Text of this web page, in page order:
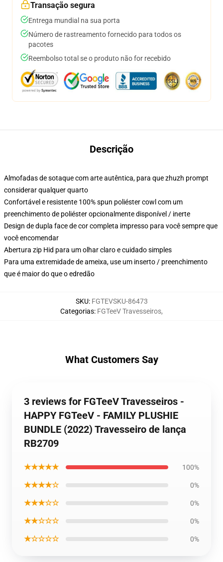
Transação segura
Entrega mundial na sua porta
Número de rastreamento fornecido para todos os
pacotes
Reembolso total se o produto não for recebido
Descrição
Almofadas de sotaque com arte autêntica, para que zhuzh prompt
considerar qualquer quarto
Confortável e resistente 100% spun poliéster cowl com um
preenchimento de poliéster opcionalmente disponível / inerte
Design de dupla face de cor completa impresso para você sempre que
você encomendar
Abertura zip Hid para um olhar claro e cuidado simples
Para uma extremidade de ameixa, use um inserto / preenchimento
que é maior do que o edredão
SKU: FGTEVSKU-86473
Categorias: FGTeeV Travesseiros,
What Customers Say
3 reviews for FGTeeV Travesseiros -
HAPPY FGTeeV - FAMILY PLUSHIE
BUNDLE (2022) Travesseiro de lança
RB2709
★★★★★ 100%
★★★★☆ 0%
★★★☆☆ 0%
★★☆☆☆ 0%
★☆☆☆☆ 0%